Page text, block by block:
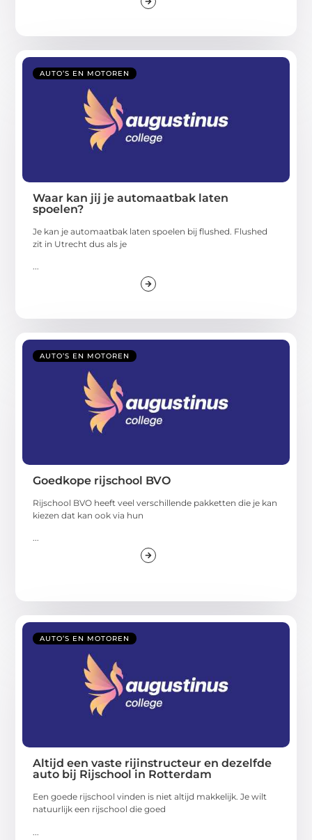
AUTO’S EN MOTOREN
Waar kan jij je automaatbak laten
spoelen?
Je kan je automaatbak laten spoelen bij flushed. Flushed
zit in Utrecht dus als je
...
AUTO’S EN MOTOREN
Goedkope rijschool BVO
Rijschool BVO heeft veel verschillende pakketten die je kan
kiezen dat kan ook via hun
...
AUTO’S EN MOTOREN
Altijd een vaste rijinstructeur en dezelfde
auto bij Rijschool in Rotterdam
Een goede rijschool vinden is niet altijd makkelijk. Je wilt
natuurlijk een rijschool die goed